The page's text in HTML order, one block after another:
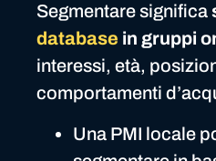
Segmentare significa
database in gruppi
interessi, età,
comportamenti
Una PMI locale